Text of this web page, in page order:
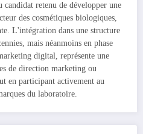
candidat retenu de développer une
des cosmétiques biologiques,
L'intégration dans une structure
mais néanmoins en phase
digital, représente une
de direction marketing ou
en participant activement au
du laboratoire.